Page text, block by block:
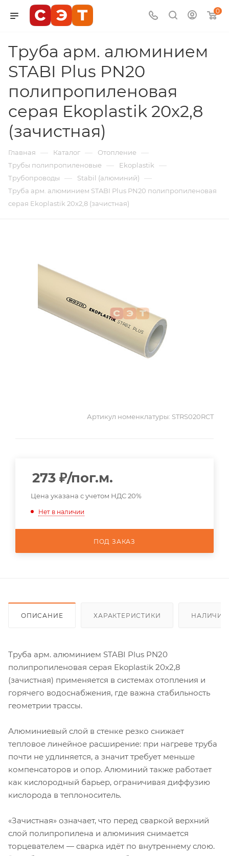
0
Труба арм. алюминием
STABI Plus PN20
полипропиленовая
серая Ekoplastik 20x2,8
(зачистная)
Главная — Каталог — Отопление —
Трубы полипропиленовые — Ekoplastik —
Трубопроводы — Stabil (алюминий) —
Труба арм. алюминием STABI Plus PN20 полипропиленовая
серая Ekoplastik 20x2,8 (зачистная)
Артикул номенклатуры: STRS020RCT
273 ₽/пог.м.
Цена указана с учетом НДС 20%
Нет в наличии
ПОД ЗАКАЗ
ОПИСАНИЕ ХАРАКТЕРИСТИКИ НАЛИЧИЕ
Труба арм. алюминием STABI Plus PN20
полипропиленовая серая Ekoplastik 20x2,8
(зачистная) применяется в системах отопления и
горячего водоснабжения, где важна стабильность
геометрии трассы.
Алюминиевый слой в стенке резко снижает
тепловое линейное расширение: при нагреве труба
почти не удлиняется, а значит требует меньше
компенсаторов и опор. Алюминий также работает
как кислородный барьер, ограничивая диффузию
кислорода в теплоноситель.
«Зачистная» означает, что перед сваркой верхний
слой полипропилена и алюминия снимается
торцевателем — сварка идёт по внутреннему слою.